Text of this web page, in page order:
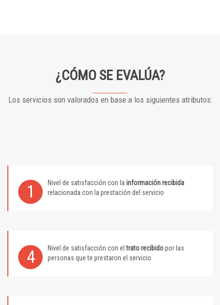
¿CÓMO SE EVALÚA?
Los servicios son valorados en base a los siguientes atributos:
1 Nivel de satisfacción con la información recibida
relacionada con la prestación del servicio
4 Nivel de satisfacción con eltrato recibidopor las
personas que te prestaron el servicio